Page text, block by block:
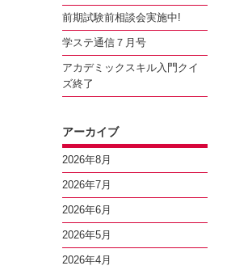
前期試験前相談会実施中!
学ステ通信７月号
アカデミックスキル入門クイ
ズ終了
アーカイブ
2026年8月
2026年7月
2026年6月
2026年5月
2026年4月